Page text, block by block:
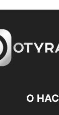
О НАС